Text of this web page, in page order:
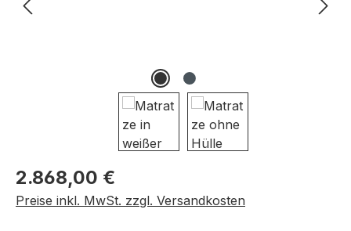
Regulärer Preis:
2.868,00 €
Preise inkl. MwSt. zzgl. Versandkosten